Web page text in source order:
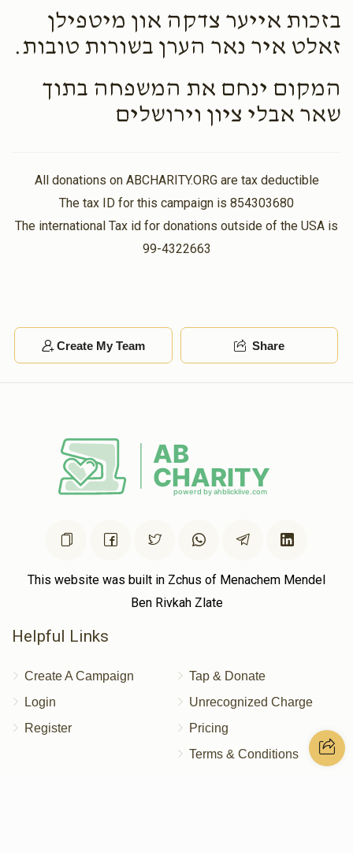
בזכות אייער צדקה און מיטפילן
זאלט איר נאר הערן בשורות טובות.
המקום ינחם את המשפחה בתוך
שאר אבלי ציון וירושלים
All donations on ABCHARITY.ORG are tax deductible
The tax ID for this campaign is 854303680
The international Tax id for donations outside of the USA is
99-4322663
Create My Team Share
This website was built in Zchus of Menachem Mendel
Ben Rivkah Zlate
Helpful Links
Create A Campaign
Login
Register
Tap & Donate
Unrecognized Charge
Pricing
Terms & Conditions